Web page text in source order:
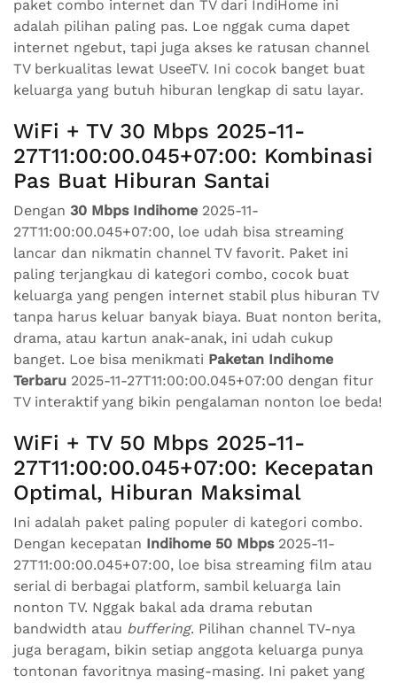
paket combo internet dan TV dari IndiHome ini
adalah pilihan paling pas. Loe nggak cuma dapet
internet ngebut, tapi juga akses ke ratusan channel
TV berkualitas lewat UseeTV. Ini cocok banget buat
keluarga yang butuh hiburan lengkap di satu layar.
WiFi + TV 30 Mbps 2025-11-
27T11:00:00.045+07:00: Kombinasi
Pas Buat Hiburan Santai
Dengan 30 Mbps Indihome 2025-11-
27T11:00:00.045+07:00, loe udah bisa streaming
lancar dan nikmatin channel TV favorit. Paket ini
paling terjangkau di kategori combo, cocok buat
keluarga yang pengen internet stabil plus hiburan TV
tanpa harus keluar banyak biaya. Buat nonton berita,
drama, atau kartun anak-anak, ini udah cukup
banget. Loe bisa menikmati Paketan Indihome
Terbaru 2025-11-27T11:00:00.045+07:00 dengan fitur
TV interaktif yang bikin pengalaman nonton loe beda!
WiFi + TV 50 Mbps 2025-11-
27T11:00:00.045+07:00: Kecepatan
Optimal, Hiburan Maksimal
Ini adalah paket paling populer di kategori combo.
Dengan kecepatan Indihome 50 Mbps2025-11-
27T11:00:00.045+07:00, loe bisa streaming film atau
serial di berbagai platform, sambil keluarga lain
nonton TV. Nggak bakal ada drama rebutan
bandwidth atau buffering. Pilihan channel TV-nya
juga beragam, bikin setiap anggota keluarga punya
tontonan favoritnya masing-masing. Ini paket yang